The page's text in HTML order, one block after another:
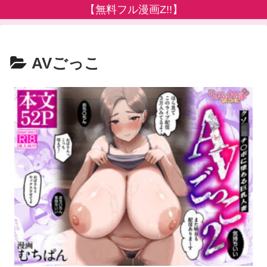
【無料フル漫画Z!!】
AVごっこ